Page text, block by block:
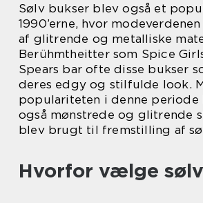
Sølv bukser blev også et
1990’erne, hvor
af glitrende og metalliske
Berühmtheitter som Spice
Spears bar ofte disse bukser
deres edgy og stilfulde look.
populariteten i denne periode
også mønstrede og glitrende
blev brugt til fremstilling af
Hvorfor vælge